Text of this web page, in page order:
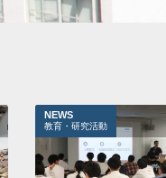
NEWS
教育・研究活動